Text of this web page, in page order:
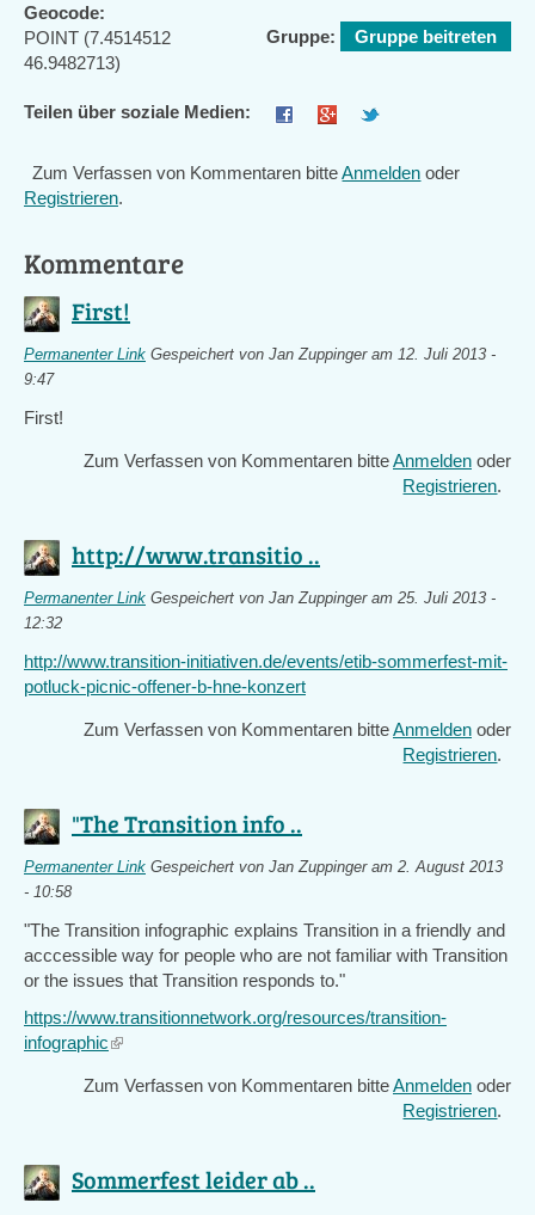
Gruppe: Gruppe beitreten
Geocode:
POINT (7.4514512
46.9482713)
Teilen über soziale Medien:
Zum Verfassen von Kommentaren bitteAnmelden oder
Registrieren.
Kommentare
First!
Permanenter Link Gespeichert von Jan Zuppingeram 12. Juli 2013 -
9:47
First!
Zum Verfassen von Kommentaren bitteAnmelden oder
Registrieren.
http://www.transitio ..
Permanenter Link Gespeichert von Jan Zuppingeram 25. Juli 2013 -
12:32
http://www.transition-initiativen.de/events/etib-sommerfest-mit-
potluck-picnic-offener-b-hne-konzert
Zum Verfassen von Kommentaren bitteAnmelden oder
Registrieren.
"The Transition info ..
Permanenter Link Gespeichert von Jan Zuppingeram 2. August 2013
- 10:58
"The Transition infographic explains Transition in a friendly and
acccessible way for people who are not familiar with Transition
or the issues that Transition responds to."
https://www.transitionnetwork.org/resources/transition-
infographic(link
external)
Zum Verfassen von Kommentaren bitteAnmelden oder
Registrieren.
Sommerfest leider ab ..